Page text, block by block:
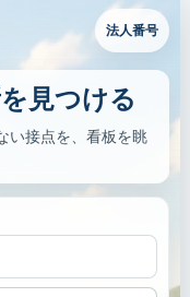
法人番号
見つける
い接点を、看板を眺